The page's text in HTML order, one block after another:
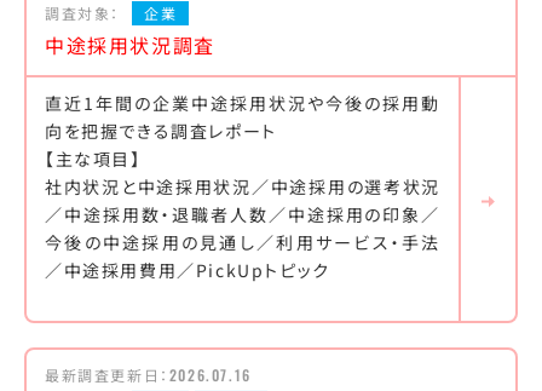
調査対象：
企業
中途採用状況調査
直近1年間の企業中途採用状況や今後の採用動
向を把握できる調査レポート
【主な項目】
社内状況と中途採用状況／中途採用の選考状況
／中途採用数・退職者人数／中途採用の印象／
今後の中途採用の見通し／利用サービス・手法
／中途採用費用／PickUpトピック
最新調査更新日： 2026.07.16